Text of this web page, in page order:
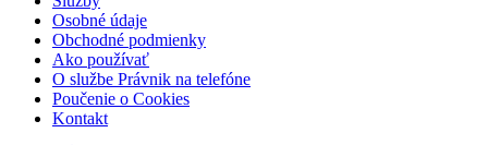
Osobné údaje
Obchodné podmienky
Ako používať
O službe Právnik na telefóne
Poučenie o Cookies
Kontakt